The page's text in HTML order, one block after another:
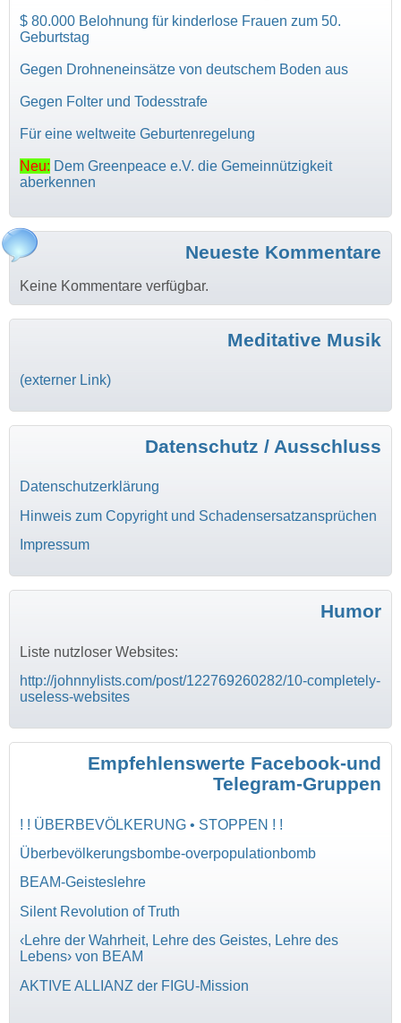
$ 80.000 Belohnung für kinderlose Frauen zum 50.
Geburtstag
Gegen Drohneneinsätze von deutschem Boden aus
Gegen Folter und Todesstrafe
Für eine weltweite Geburtenregelung
Neu: Dem Greenpeace e.V. die Gemeinnützigkeit
aberkennen
Neueste Kommentare
Keine Kommentare verfügbar.
Meditative Musik
(externer Link)
Datenschutz / Ausschluss
Datenschutzerklärung
Hinweis zum Copyright und Schadensersatzansprüchen
Impressum
Humor
Liste nutzloser Websites:
http://johnnylists.com/post/122769260282/10-completely-
useless-websites
Empfehlenswerte Facebook-und
Telegram-Gruppen
! ! ÜBERBEVÖLKERUNG • STOPPEN ! !
Überbevölkerungsbombe-overpopulationbomb
BEAM-Geisteslehre
Silent Revolution of Truth
‹Lehre der Wahrheit, Lehre des Geistes, Lehre des
Lebens› von BEAM
AKTIVE ALLIANZ der FIGU-Mission